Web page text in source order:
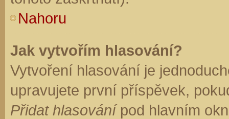
Nahoru
Jak vytvořím hlasování?
Vytvoření hlasování je
upravujete první příspěvek,
Přidat hlasovánípod hlavním